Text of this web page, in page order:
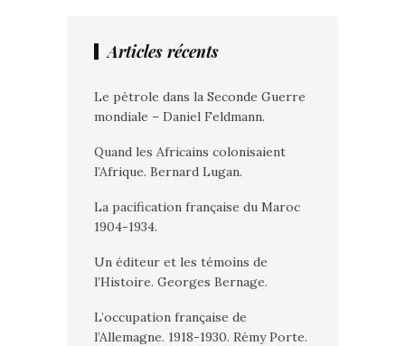
Articles récents
Le pétrole dans la Seconde Guerre
mondiale – Daniel Feldmann.
Quand les Africains colonisaient
l’Afrique. Bernard Lugan.
La pacification française du Maroc
1904-1934.
Un éditeur et les témoins de
l’Histoire. Georges Bernage.
L’occupation française de
l’Allemagne. 1918-1930. Rémy Porte.